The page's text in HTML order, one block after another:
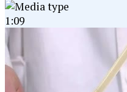
1:09